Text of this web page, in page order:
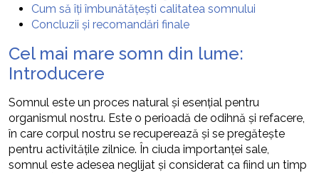
Cum să îți îmbunătățești calitatea somnului
Concluzii și recomandări finale
Cel mai mare somn din lume:
Introducere
Somnul este un proces natural și esențial pentru
organismul nostru. Este o perioadă de odihnă și refacere,
în care corpul nostru se recuperează și se pregătește
pentru activitățile zilnice. În ciuda importanței sale,
somnul este adesea neglijat și considerat ca fiind un timp